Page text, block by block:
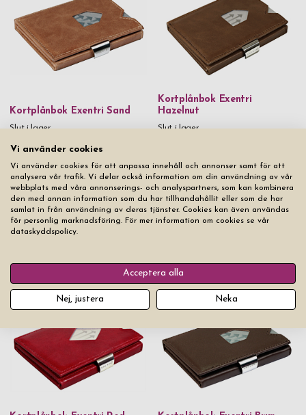
Kortplånbok Exentri Sand
Slut i lager
Kortplånbok Exentri
Hazelnut
Slut i lager
Kortfodral Exentri City Black
Slut i lager
Kortplånbok Exentri Black
Vi använder cookies
Vi använder cookies för att anpassa innehåll och annonser samt för att
analysera vår trafik. Vi delar också information om din användning av vår
webbplats med våra annonserings- och analyspartners, som kan kombinera
den med annan information som du har tillhandahållit eller som de har
samlat in från användning av deras tjänster. Cookies kan även användas
för personlig marknadsföring. För mer information om cookies se vår
dataskyddspolicy.
Acceptera alla
Nej, justera Neka